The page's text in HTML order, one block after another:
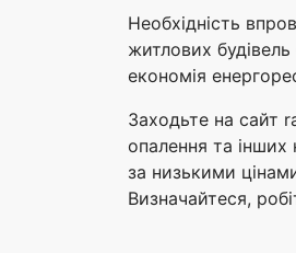
Необхідність
житлових
економія
Заходьте на сайт
опалення та інших
за низькими
Визначайтеся,